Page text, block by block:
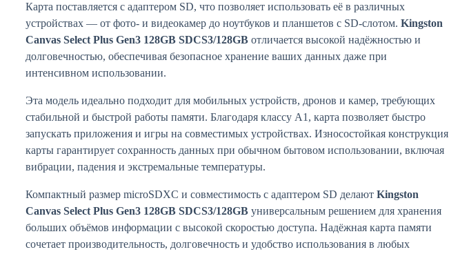
Карта поставляется с адаптером SD, что позволяет использовать её в различных
устройствах — от фото- и видеокамер до ноутбуков и планшетов с SD-слотом. Kingston
Canvas Select Plus Gen3 128GB SDCS3/128GB отличается высокой надёжностью и
долговечностью, обеспечивая безопасное хранение ваших данных даже при
интенсивном использовании.
Эта модель идеально подходит для мобильных устройств, дронов и камер, требующих
стабильной и быстрой работы памяти. Благодаря классу A1, карта позволяет быстро
запускать приложения и игры на совместимых устройствах. Износостойкая конструкция
карты гарантирует сохранность данных при обычном бытовом использовании, включая
вибрации, падения и экстремальные температуры.
Компактный размер microSDXC и совместимость с адаптером SD делают Kingston
Canvas Select Plus Gen3 128GB SDCS3/128GB универсальным решением для хранения
больших объёмов информации с высокой скоростью доступа. Надёжная карта памяти
сочетает производительность, долговечность и удобство использования в любых